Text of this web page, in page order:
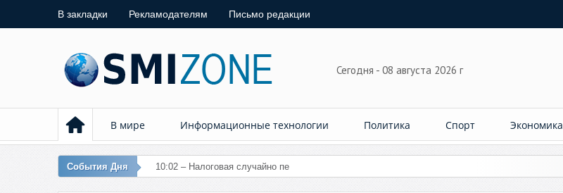
В закладки Рекламодателям Письмо редакции
Сегодня - 08 августа 2026 г
В мире Информационные технологии Политика Спорт Экономика
События Дня 10:02 – Налоговая случайно перечислила 76 м